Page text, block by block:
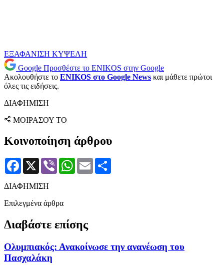
ΕΞΑΦΑΝΙΣΗ ΚΥΨΕΛΗ
Google Προσθέστε το ENIKOS στην Google
Ακολουθήστε το ENIKOS στο Google News και μάθετε πρώτοι
όλες τις ειδήσεις.
ΔΙΑΦΗΜΙΣΗ
ΜΟΙΡΑΣΟΥ ΤΟ
Κοινοποίηση άρθρου
Facebook
X Viber WhatsApp
Email
ΔΙΑΦΗΜΙΣΗ
Επιλεγμένα άρθρα
Διαβάστε επίσης
Ολυμπιακός: Ανακοίνωσε την ανανέωση του
Πασχαλάκη